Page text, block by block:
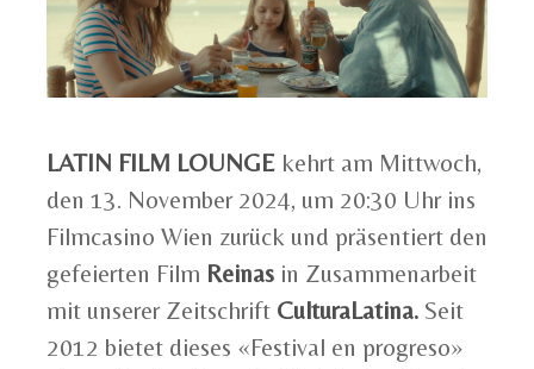
LATIN FILM LOUNGE kehrt am Mittwoch,
den 13. November 2024, um 20:30 Uhr ins
Filmcasino Wien zurück und präsentiert den
gefeierten Film Reinas in Zusammenarbeit
mit unserer Zeitschrift CulturaLatina. Seit
2012 bietet dieses «Festival en progreso»